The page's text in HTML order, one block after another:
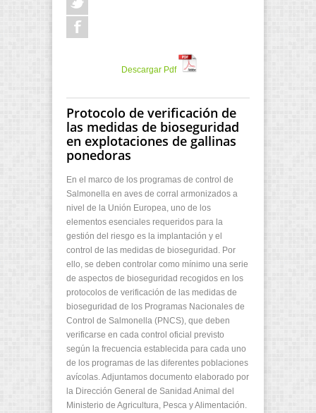
Descargar Pdf
Protocolo de verificación de
las medidas de bioseguridad
en explotaciones de gallinas
ponedoras
En el marco de los programas de control de
Salmonella en aves de corral armonizados a
nivel de la Unión Europea, uno de los
elementos esenciales requeridos para la
gestión del riesgo es la implantación y el
control de las medidas de bioseguridad. Por
ello, se deben controlar como mínimo una serie
de aspectos de bioseguridad recogidos en los
protocolos de verificación de las medidas de
bioseguridad de los Programas Nacionales de
Control de Salmonella (PNCS), que deben
verificarse en cada control oficial previsto
según la frecuencia establecida para cada uno
de los programas de las diferentes poblaciones
avícolas. Adjuntamos documento elaborado por
la Dirección General de Sanidad Animal del
Ministerio de Agricultura, Pesca y Alimentación.